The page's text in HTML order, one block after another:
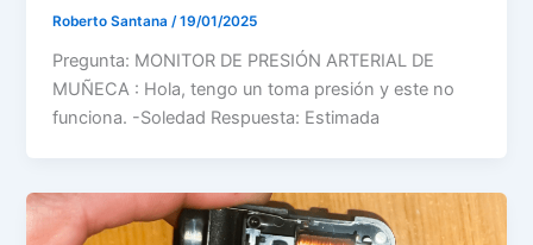
Roberto Santana/19/01/2025
Pregunta: MONITOR DE PRESIÓN ARTERIAL DE
MUÑECA : Hola, tengo un toma presión y este no
funciona. -Soledad Respuesta: Estimada